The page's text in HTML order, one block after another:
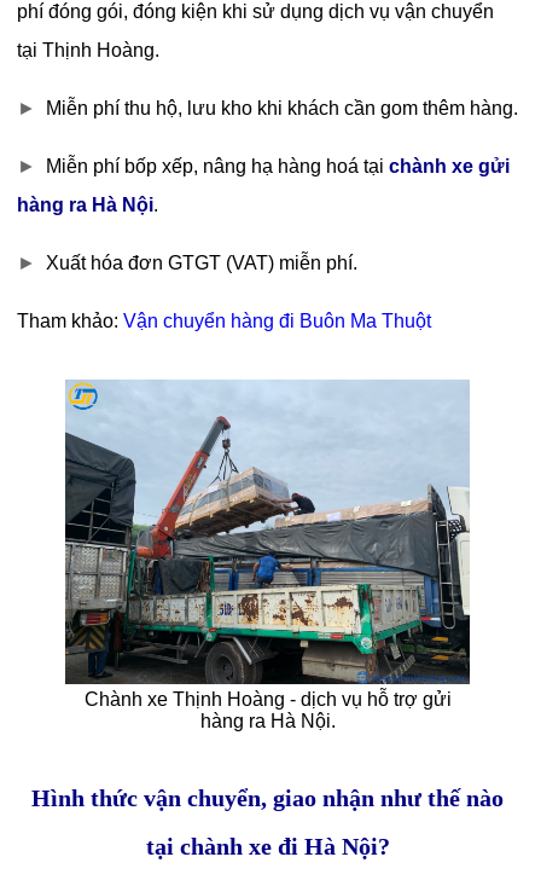
phí đóng gói, đóng kiện khi sử dụng dịch vụ vận chuyển
tại Thịnh Hoàng.
► Miễn phí thu hộ, lưu kho khi khách cần gom thêm hàng.
► Miễn phí bốp xếp, nâng hạ hàng hoá tạichành xe gửi
hàng ra Hà Nội.
►Xuất hóa đơn GTGT (VAT) miễn phí.
Tham khảo:Vận chuyển hàng đi Buôn Ma Thuột
Chành xe Thịnh Hoàng - dịch vụ hỗ trợ gửi
hàng ra Hà Nội.
Hình thức vận chuyển, giao nhận như thế nào
tại chành xe đi Hà Nội?